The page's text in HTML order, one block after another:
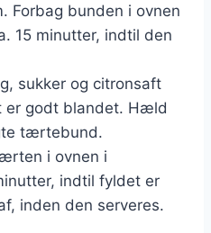
Forbag bunden i ovnen
15 minutter, indtil den
sukker og citronsaft
er godt blandet. Hæld
tærtebund.
i ovnen i
indtil fyldet er
inden den serveres.